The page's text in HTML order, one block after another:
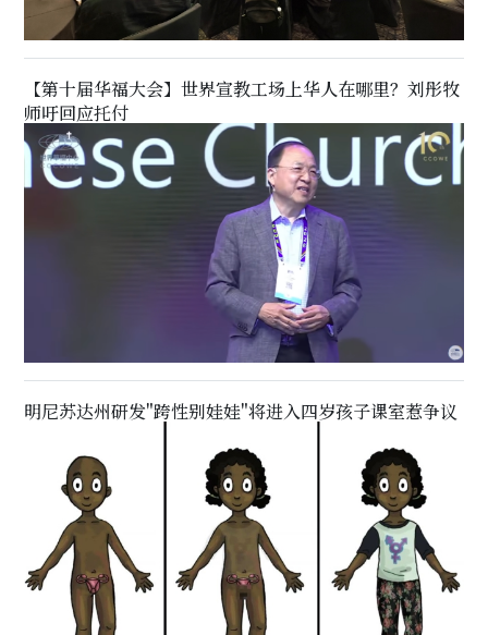
【第十届华福大会】世界宣教工场上华人在哪里？刘彤牧
师吁回应托付
明尼苏达州研发"跨性别娃娃"将进入四岁孩子课室惹争议